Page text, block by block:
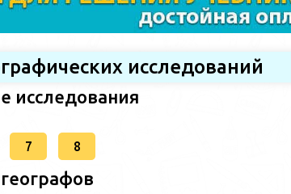
исследований
исследования
7 8